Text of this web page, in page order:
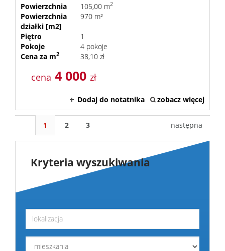
Powierzchnia
105,00 m2
Powierzchnia
działki [m2]
970 m²
Piętro
1
Pokoje
4 pokoje
Cena za m2 38,10 zł
cena 4 000 zł
Dodaj do notatnika zobacz więcej
1 2 3 następna
Kryteria wyszukiwania